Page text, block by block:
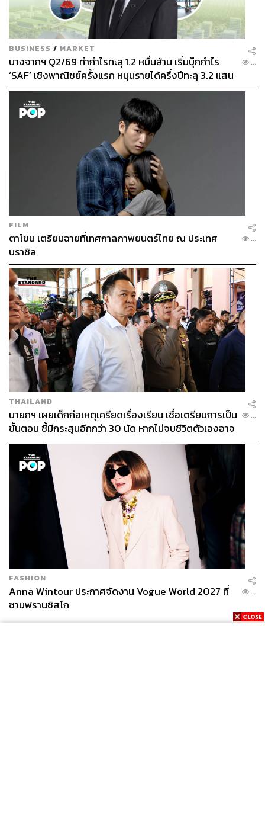
Editor’s Pick
Hourglass Ambient Strobe Lighting Blush
บลัชออ
นพิกเมนต์แน่นโทนสีชมพู ช่วยเติมความหวานให้พวง
แก้มสาวๆ ดูมีมิติเป็นธรรมชาติ เหมาะกับทุกสภาพผิว
ราคา 1,550 บาท
Fenty Beauty Moroccan Spice Eyeshadow
Palette (Limited Edition) พาเลตต์อายแชโดว์เม็ดสี
เข้มข้น มีครบทุกเนื้อสัมผัส ทั้งแมตต์ ซาติน เมทัลลิก
เนื้อมุก ชิมเมอร์แวววาว มีทั้งหมด 16 เฉดสี เข้ากับทุก
โทนสีผิว ราคา 2,200 บาท
FYI
ชาวไทยสามารถรับชมซีรีส์เรื่อง
What’s Wrong
with Secretary Kimได้ทางแอปพลิเคชัน VIU ซึ่ง
มีทั้งหมด 16 ตอน
การแต่งหน้า What’s Wrong with Secretary Kim
BUSINESS / MARKET
บางจากฯ Q2/69 ทำกำไรทะลุ 1.2 หมื่นล้าน เริ่มบุ๊กกำไร
‘SAF’ เชิงพาณิชย์ครั้งแรก หนุนรายได้ครึ่งปีทะลุ 3.2 แสน
ล้าน
...
FILM
ตาโขน เตรียมฉายที่เทศกาลภาพยนตร์ไทย ณ ประเทศ
บราซิล
...
THAILAND
นายกฯ เผยเด็กก่อเหตุเครียดเรื่องเรียน เชื่อเตรียมการเป็น
ขั้นตอน ชี้มีกระสุนอีกกว่า 30 นัด หากไม่จบชีวิตตัวเองอาจ
สูญเสียเพิ่ม
...
FASHION
Anna Wintour ประกาศจัดงาน Vogue World 2027 ที่
ซานฟรานซิสโก
...